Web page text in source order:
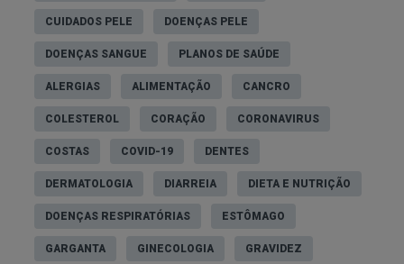
geral e a pré-existência de condições que possam
contraindicar esta intervenção cirúrgica, como, por
exemplo, distúrbios hemorrágicos.
6. Qual a melhor idade para fazer a
circuncisão?
A circuncisão pode ser feita em qualquer idade.
Contudo, nos bebés, a recuperação é mais rápida
CUIDADOS PELE DOENÇAS PELE
DOENÇAS SANGUE PLANOS DE SAÚDE
ALERGIAS ALIMENTAÇÃO CANCRO
COLESTEROL CORAÇÃO CORONAVIRUS
COSTAS COVID-19 DENTES
DERMATOLOGIA DIARREIA DIETA E NUTRIÇÃO
DOENÇAS RESPIRATÓRIAS ESTÔMAGO
GARGANTA GINECOLOGIA GRAVIDEZ